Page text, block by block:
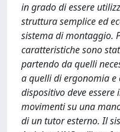
in grado di essere
struttura semplice ed
sistema di montaggio.
caratteristiche sono
partendo da quelli
a quelli di ergonomia e
dispositivo deve
movimenti su una
di un tutor esterno. Il